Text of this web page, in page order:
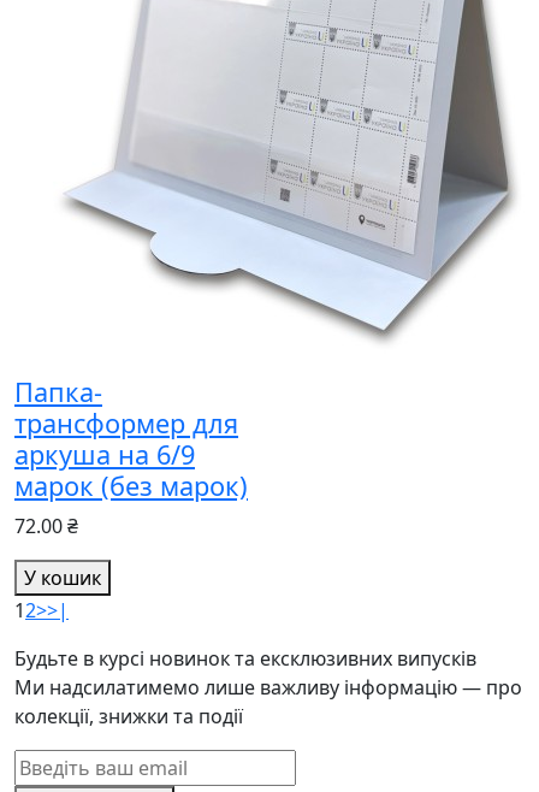
Папка-
трансформер для
аркуша на 6/9
марок (без марок)
72.00 ₴
У кошик
12>>|
Будьте в курсі новинок та ексклюзивних випусків
Ми надсилатимемо лише важливу інформацію — про
колекції, знижки та події